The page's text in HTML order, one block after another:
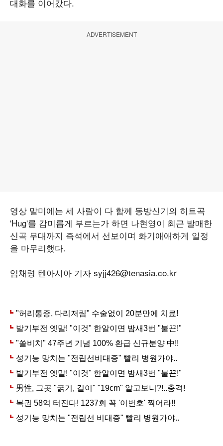
대화를 이어갔다.
ADVERTISEMENT
영상 말미에는 세 사람이 다 함께 동방신기의 히트곡
'Hug'를 감미롭게 부르는가 하면 나현영이 최근 발매한
신곡 무대까지 즉석에서 선보이며 화기애애하게 일정
을 마무리했다.
임채령 텐아시아 기자 syjj426@tenasia.co.kr